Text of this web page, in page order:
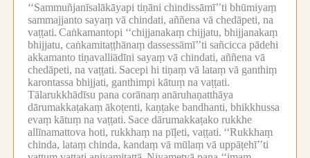
‘‘Sammuñjanīsalākāyapi tiṇāni chindissāmī’’ti bhūmiyaṃ
sammajjanto sayaṃ vā chindati, aññena vā chedāpeti, na
vaṭṭati. Caṅkamantopi ‘‘chijjanakaṃ chijjatu, bhijjanakaṃ
bhijjatu, caṅkamitaṭṭhānaṃ dassessāmī’’ti sañcicca pādehi
akkamanto tiṇavalliādīni sayaṃ vā chindati, aññena vā
chedāpeti, na vaṭṭati. Sacepi hi tiṇaṃ vā lataṃ vā ganthiṃ
karontassa bhijjati, ganthimpi kātuṃ na vaṭṭati.
Tālarukkhādīsu pana corānaṃ anāruhaṇatthāya
dārumakkaṭakaṃ ākoṭenti, kaṇṭake bandhanti, bhikkhussa
evaṃ kātuṃ na vaṭṭati. Sace dārumakkaṭako rukkhe
allīnamattova hoti, rukkhaṃ na pīḷeti, vaṭṭati. ‘‘Rukkhaṃ
chinda, lataṃ chinda, kandaṃ vā mūlaṃ vā uppāṭehī’’ti